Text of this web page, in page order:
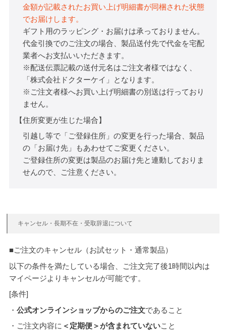
金額が記載されたお買い上げ明細書が同梱された状態
でお届けします。
ギフト用のラッピング・お届けは承っておりません。
代金引換でのご注文の場合、製品送付先で代金を宅配
業者へお支払いいただきます。
※配送伝票記載の送付元名はご注文者様ではなく、
「株式会社ドクターケイ」となります。
※ご注文者様へお買い上げ明細書の別送は行っており
ません。
【住所変更が生じた場合】
引越し等で「ご登録住所」の変更を行った場合、製品
の「お届け先」もあわせてご変更ください。
ご登録住所の変更は製品のお届け先と連動しておりま
せんので、ご注意ください。
キャンセル・長期不在・受取辞退について
■ご注文のキャンセル（お試セット・通常製品）
以下の条件を満たしている場合、ご注文完了後1時間以内は
マイページよりキャンセルが可能です。
[条件]
・ 公式オンラインショップからのご注文であること
・ご注文内容に ＜定期便＞が含まれていないこと